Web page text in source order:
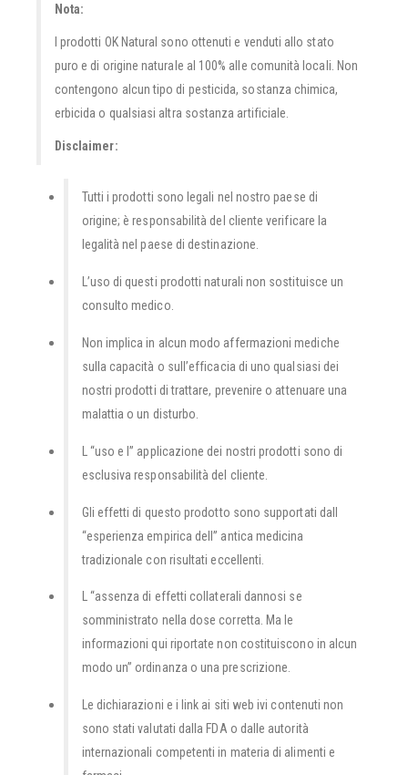
Nota:
I prodotti OK Natural sono ottenuti e venduti allo stato
puro e di origine naturale al 100% alle comunità locali. Non
contengono alcun tipo di pesticida, sostanza chimica,
erbicida o qualsiasi altra sostanza artificiale.
Disclaimer:
Tutti i prodotti sono legali nel nostro paese di
origine; è responsabilità del cliente verificare la
legalità nel paese di destinazione.
L’uso di questi prodotti naturali non sostituisce un
consulto medico.
Non implica in alcun modo affermazioni mediche
sulla capacità o sull’efficacia di uno qualsiasi dei
nostri prodotti di trattare, prevenire o attenuare una
malattia o un disturbo.
L “uso e l” applicazione dei nostri prodotti sono di
esclusiva responsabilità del cliente.
Gli effetti di questo prodotto sono supportati dall
“esperienza empirica dell” antica medicina
tradizionale con risultati eccellenti.
L “assenza di effetti collaterali dannosi se
somministrato nella dose corretta. Ma le
informazioni qui riportate non costituiscono in alcun
modo un” ordinanza o una prescrizione.
Le dichiarazioni e i link ai siti web ivi contenuti non
sono stati valutati dalla FDA o dalle autorità
internazionali competenti in materia di alimenti e